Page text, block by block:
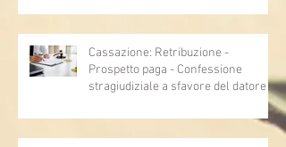
Cassazione: Retribuzione -
Prospetto paga - Confessione
stragiudiziale a sfavore del datore di
lavoro - Prova legale - Sussiste. (Cc,
articoli 1362, 2697, 2730, 2732, 2734
e 2735)